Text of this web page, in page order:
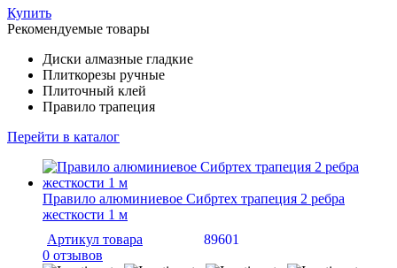
Купить
Рекомендуемые товары
Диски алмазные гладкие
Плиткорезы ручные
Плиточный клей
Правило трапеция
Перейти в каталог
Правило алюминиевое Сибртех трапеция 2 ребра
жесткости 1 м
Артикул товара
89601
0 отзывов